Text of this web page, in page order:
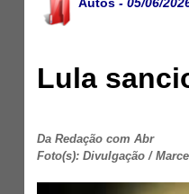
Lula
Da Redação com Abr
Foto(s): Divulgação /